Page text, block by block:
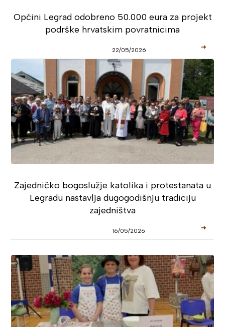
Općini Legrad odobreno 50.000 eura za projekt
podrške hrvatskim povratnicima
22/05/2026 ➜
Zajedničko bogoslužje katolika i protestanata u
Legradu nastavlja dugogodišnju tradiciju
zajedništva
16/05/2026 ➜